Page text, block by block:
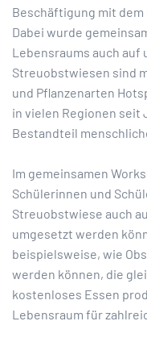
Beschäftigung mit
Dabei wurde
Lebensraums auch auf
Streuobstwiesen sind
und Pflanzenarten
in vielen Regionen
Bestandteil
Im gemeinsamen
Schülerinnen und
Streuobstwiese auch
umgesetzt werden
beispielsweise, wie
werden können, die
kostenloses Essen
Lebensraum für